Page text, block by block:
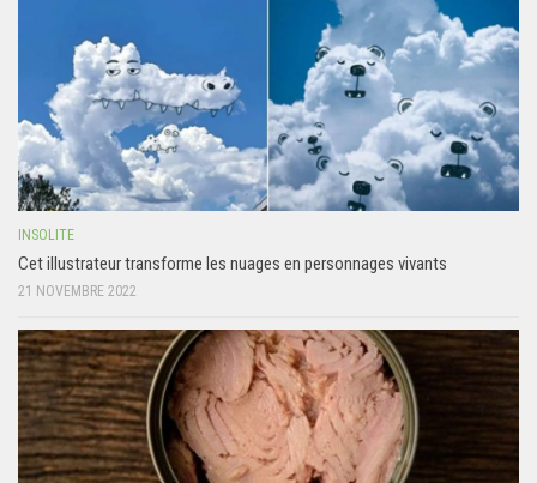
INSOLITE
Cet illustrateur transforme les nuages en personnages vivants
21 NOVEMBRE 2022